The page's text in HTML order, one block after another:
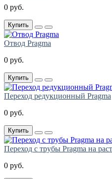
0 руб.
Купить
Отвод Pragma
0 руб.
Купить
Переход редукционный Pragma
0 руб.
Купить
Переход с трубы Pragma на
0 руб.